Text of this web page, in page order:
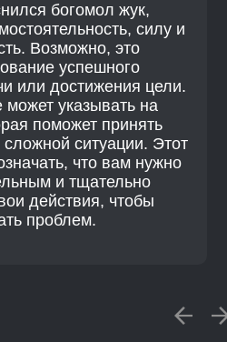
богомол жук,
силу и
Возможно, это
успешного
или достижения цели.
может указывать на
поможет принять
ситуации. Этот
что вам нужно
и тщательно
действия, чтобы
проблем.